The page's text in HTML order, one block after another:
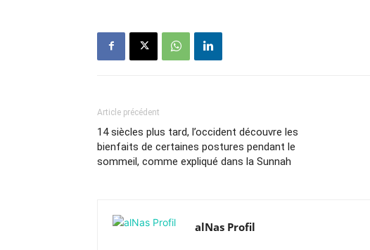
Article précédent
14 siècles plus tard, l’occident découvre les
bienfaits de certaines postures pendant le
sommeil, comme expliqué dans la Sunnah
alNas Profil